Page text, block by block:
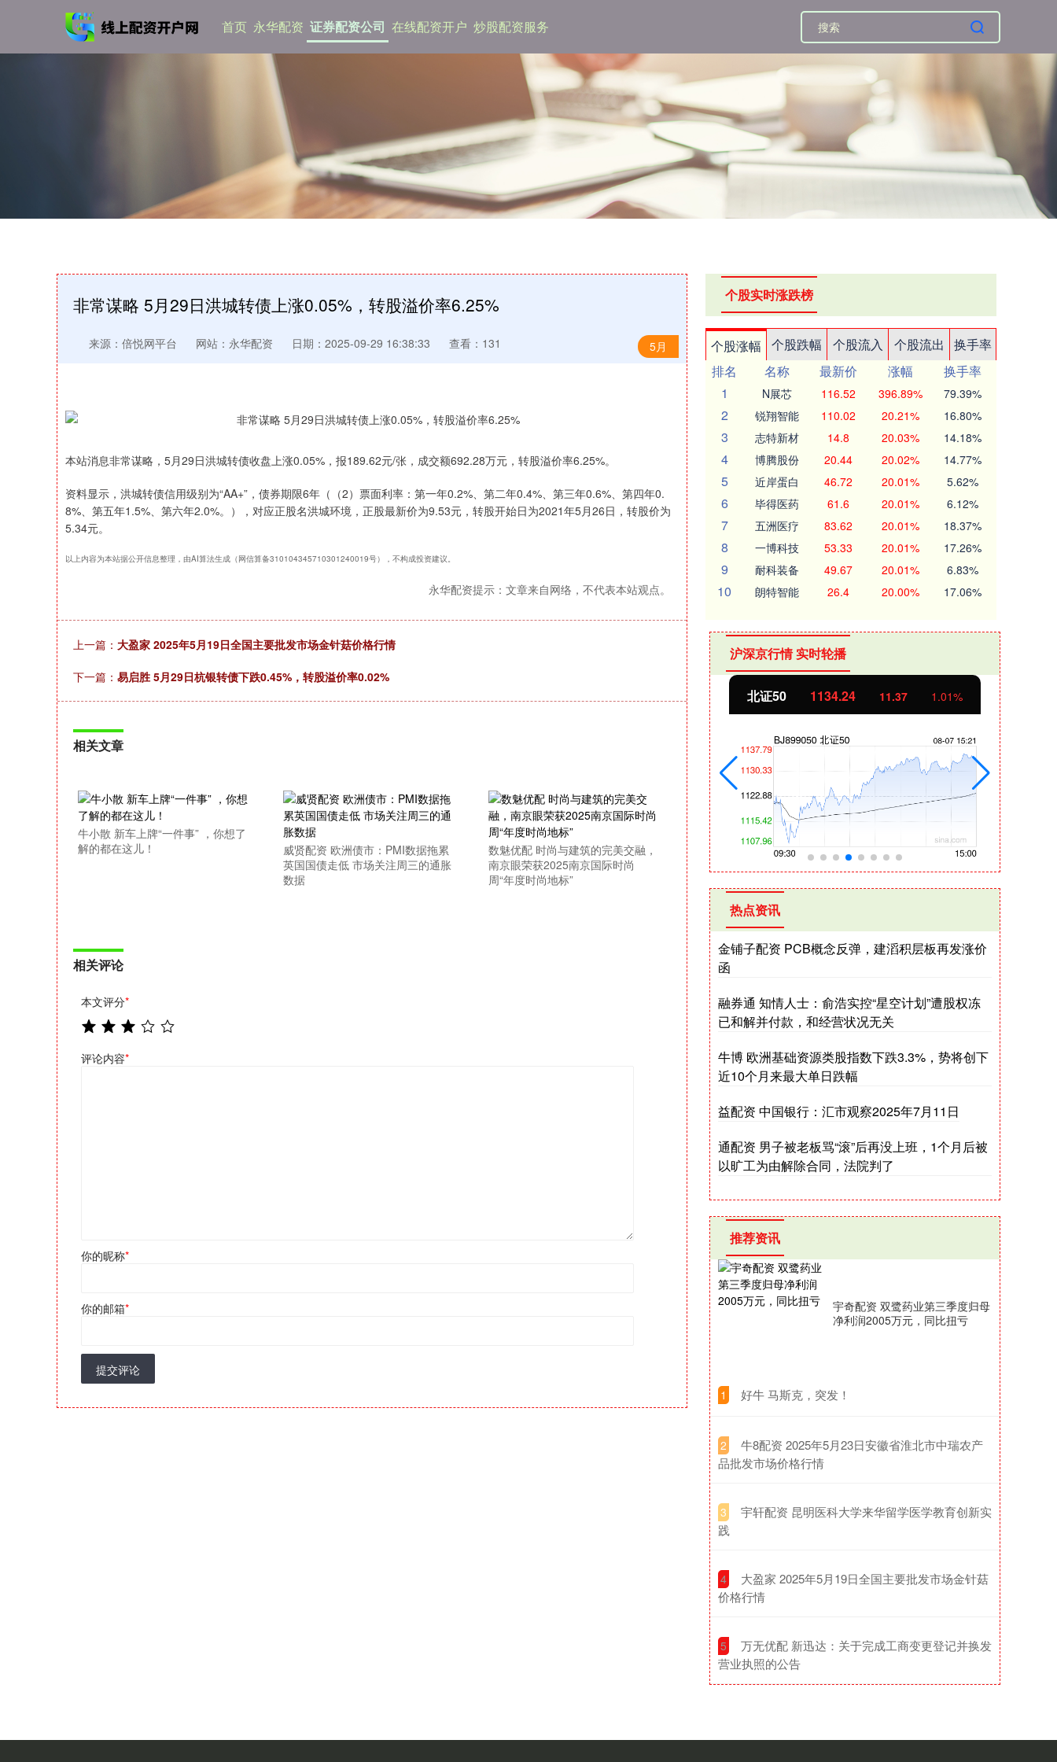
首页 永华配资 证券配资公司 在线配资开户 炒股配资服务
非常谋略 5月29日洪城转债上涨0.05%，转股溢价率6.25%
5月
来源：倍悦网平台 网站：永华配资 日期：2025-09-29 16:38:33 查看：131
本站消息非常谋略，5月29日洪城转债收盘上涨0.05%，报189.62元/张，成交额692.28万元，转股溢价率6.25%。
资料显示，洪城转债信用级别为“AA+”，债券期限6年（（2）票面利率：第一年0.2%、第二年0.4%、第三年0.6%、第四年0.
8%、第五年1.5%、第六年2.0%。），对应正股名洪城环境，正股最新价为9.53元，转股开始日为2021年5月26日，转股价为
5.34元。
以上内容为本站据公开信息整理，由AI算法生成（网信算备310104345710301240019号），不构成投资建议。
永华配资提示：文章来自网络，不代表本站观点。
上一篇： 大盈家 2025年5月19日全国主要批发市场金针菇价格行情
下一篇： 易启胜 5月29日杭银转债下跌0.45%，转股溢价率0.02%
相关文章
牛小散 新车上牌“一件事” ，你想了
解的都在这儿！
威贤配资 欧洲债市：PMI数据拖累
英国国债走低 市场关注周三的通胀
数据
数魅优配 时尚与建筑的完美交融，
南京眼荣获2025南京国际时尚
周“年度时尚地标”
相关评论
本文评分*
评论内容*
你的昵称*
你的邮箱*
提交评论
个股实时涨跌榜
个股涨幅 个股跌幅 个股流入 个股流出
换手率
排名
名称 最新价 涨幅
换手率
1
N展芯 116.52 396.89% 79.39%
2 锐翔智能 110.02 20.21% 16.80%
3 志特新材 14.8 20.03% 14.18%
4 博腾股份 20.44 20.02% 14.77%
5 近岸蛋白 46.72 20.01% 5.62%
6 毕得医药 61.6 20.01% 6.12%
7 五洲医疗 83.62 20.01% 18.37%
8 一博科技 53.33 20.01% 17.26%
9 耐科装备 49.67 20.01% 6.83%
10 朗特智能 26.4 20.00% 17.06%
沪深京行情 实时轮播
北证50 1134.24 11.37 1.01%
热点资讯
金铺子配资 PCB概念反弹，建滔积层板再发涨价
函
融券通 知情人士：俞浩实控“星空计划”遭股权冻
已和解并付款，和经营状况无关
牛博 欧洲基础资源类股指数下跌3.3%，势将创下
近10个月来最大单日跌幅
益配资 中国银行：汇市观察2025年7月11日
通配资 男子被老板骂“滚”后再没上班，1个月后被
以旷工为由解除合同，法院判了
推荐资讯
宇奇配资 双鹭药业第三季度归母
净利润2005万元，同比扭亏
1 ​好牛 马斯克，突发！
2
​牛8配资 2025年5月23日安徽省淮北市中瑞农产
品批发市场价格行情
3
​宇轩配资 昆明医科大学来华留学医学教育创新实
践
4
​大盈家 2025年5月19日全国主要批发市场金针菇
价格行情
5
​万无优配 新迅达：关于完成工商变更登记并换发
营业执照的公告